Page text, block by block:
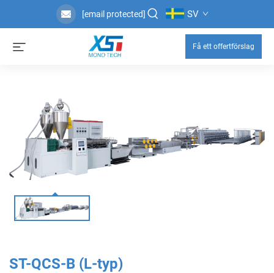
[email protected] SV
Få ett offertförslag
ST-QCS-B (L-typ)